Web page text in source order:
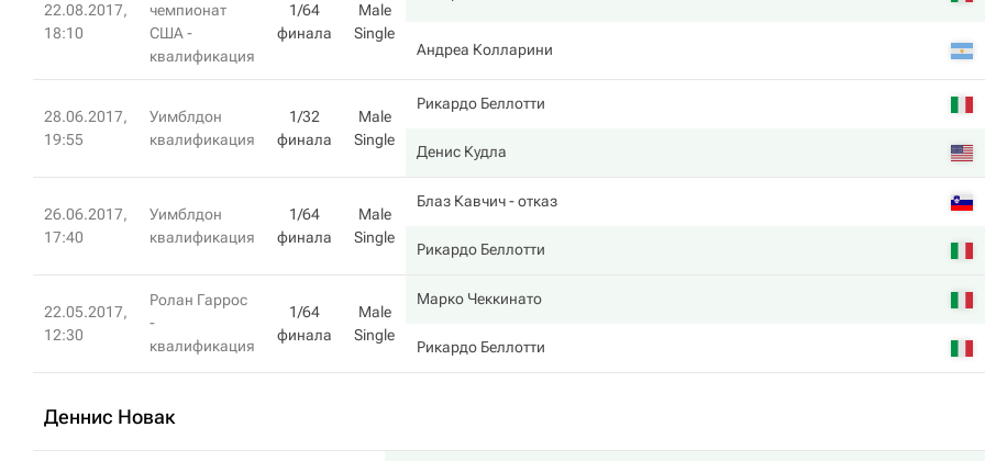
22.08.2017,
18:10
чемпионат
США -
квалификация
1/64
финала
Male
Single
Андреа Колларини
28.06.2017,
19:55
Уимблдон
квалификация
1/32
финала
Male
Single
Рикардо Беллотти
Денис Кудла
26.06.2017,
17:40
Уимблдон
квалификация
1/64
финала
Male
Single
Блаз Кавчич- отказ
Рикардо Беллотти
22.05.2017,
12:30
Ролан Гаррос
-
квалификация
1/64
финала
Male
Single
Марко Чеккинато
Рикардо Беллотти
Деннис Новак